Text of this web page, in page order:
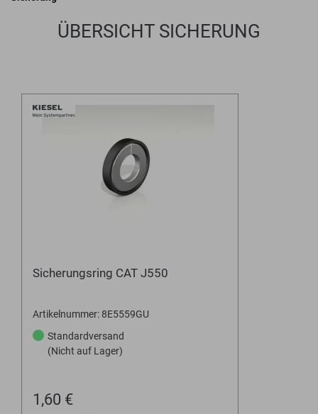
ÜBERSICHT SICHERUNG
Sicherungsring CAT J550
Artikelnummer: 8E5559GU
Standardversand
(Nicht auf Lager)
1,60 €